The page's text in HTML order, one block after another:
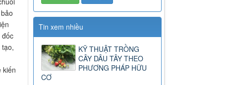
đốc
kiến
Tin xem nhiều
KỸ THUẬT TRỒNG
CÂY DÂU TÂY THEO
PHƯƠNG PHÁP HỮU
CƠ